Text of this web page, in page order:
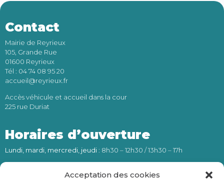
Acceptation des cookies
Contact
Mairie de Reyrieux
105, Grande Rue
01600 Reyrieux
Tél : 04 74 08 95 20
accueil@reyrieux.fr
Accès véhicule et accueil dans la cour
225 rue Duriat
Horaires d’ouverture
Lundi, mardi, mercredi, jeudi: 8h30 – 12h30 / 13h30 – 17h